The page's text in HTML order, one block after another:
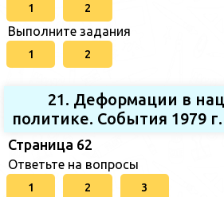
1 2
Выполните задания
1 2
21. Деформации в
политике. События 1979
Страница 62
Ответьте на вопросы
1 2 3